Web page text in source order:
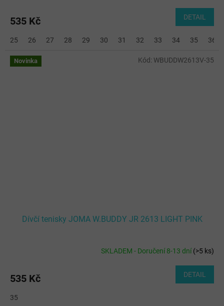
535 Kč DETAIL
25 26 27 28 29 30 31 32 33 34 35 36
Novinka
Dívčí tenisky JOMA W.BUDDY JR 2613 LIGHT PINK
SKLADEM - Doručení 8-13 dní(>5 ks)
535 Kč DETAIL
35
Kód: WBUDDW2613V-35